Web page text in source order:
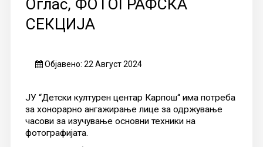
Оглас, ФОТОГРАФСКА
СЕКЦИЈА
Објавено: 22 Август 2024
ЈУ “Детски културен центар Карпош“ има потреба
за хонорарно ангажирање лице за одржување
часови за изучување основни техники на
фотографијата.